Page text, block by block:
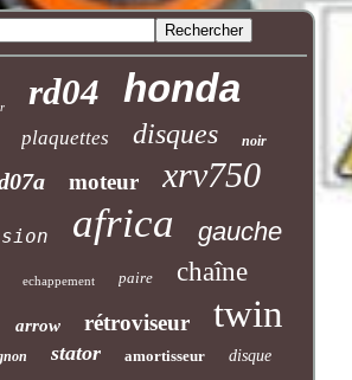
rd04 honda
plaquettes disques noir
moteur xrv750
africa gauche
echappement paire chaîne
arrow rétroviseur twin
stator amortisseur disque